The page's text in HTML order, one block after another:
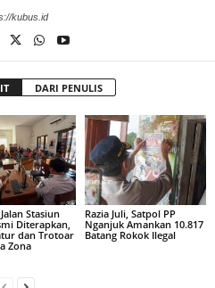
kubus.id
DARI PENULIS
Stasiun
Diterapkan,
dan Trotoar
Zona
Razia Juli, Satpol PP
Nganjuk Amankan 10.817
Batang Rokok Ilegal